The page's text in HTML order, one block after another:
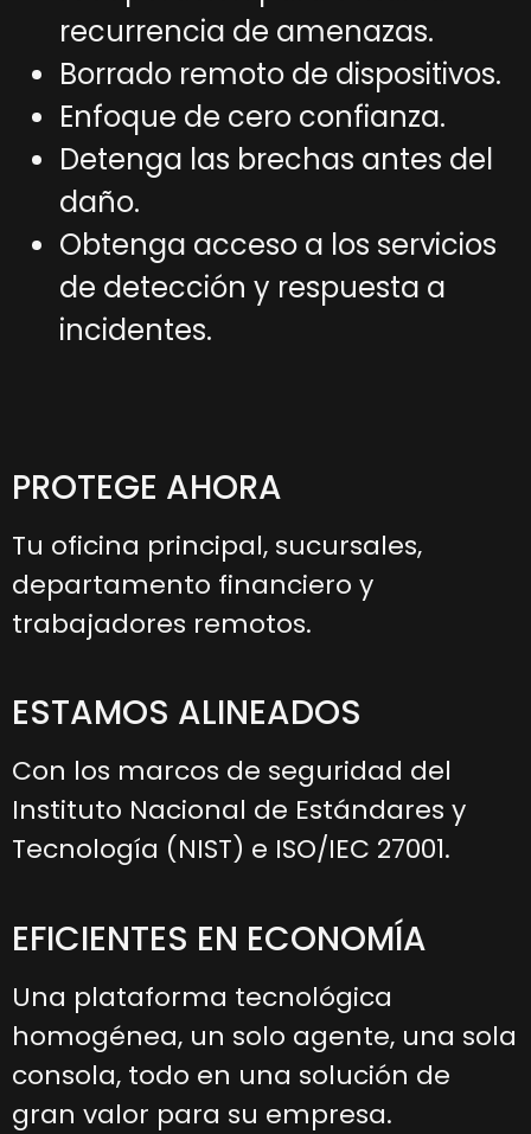
recurrencia de amenazas.
Borrado remoto de dispositivos.
Enfoque de cero confianza.
Detenga las brechas antes del
daño.
Obtenga acceso a los servicios
de detección y respuesta a
incidentes.
PROTEGE AHORA
Tu oficina principal, sucursales,
departamento financiero y
trabajadores remotos.
ESTAMOS ALINEADOS
Con los marcos de seguridad del
Instituto Nacional de Estándares y
Tecnología (NIST) e ISO/IEC 27001.
EFICIENTES EN ECONOMÍA
Una plataforma tecnológica
homogénea, un solo agente, una sola
consola, todo en una solución de
gran valor para su empresa.